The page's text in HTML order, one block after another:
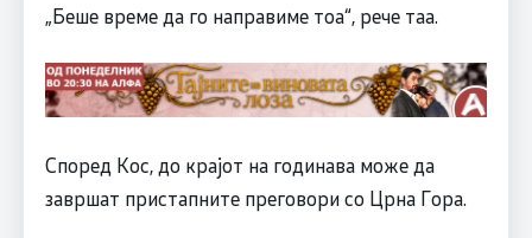
„Беше време да го направиме тоа“, рече таа.
Според Кос, до крајот на годинава може да
завршат пристапните преговори со Црна Гора.